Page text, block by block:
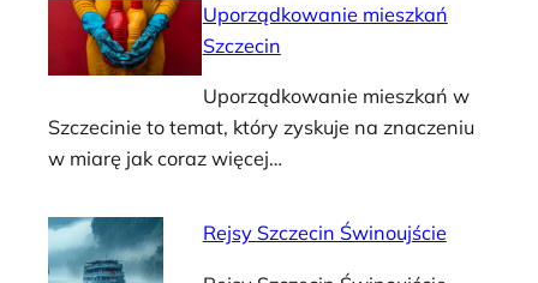
Uporządkowanie mieszkań
Szczecin
Uporządkowanie mieszkań w
Szczecinie to temat, który zyskuje na znaczeniu
w miarę jak coraz więcej…
Rejsy Szczecin Świnoujście